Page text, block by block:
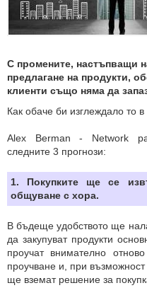
С промените, настъпващи
предлагане на продукти,
клиенти също няма да
Как обаче би изглеждало то
Alex Berman - Network
следните 3 прогнози:
1. Покупките ще се
общуване с хора.
В бъдеще удобството ще
да закупуват продукти
проучат внимателно
проучване и, при възможност
ще вземат решение за